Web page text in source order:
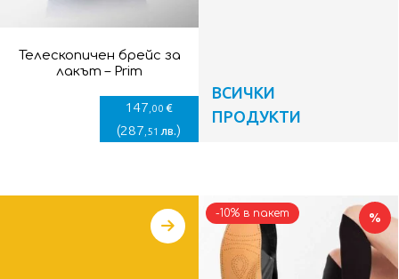
Телескопичен брейс за
лакът – Prim
147 ,00 €
(287 ,51 лв.)
ВСИЧКИ
ПРОДУКТИ
%
-10% в пакет